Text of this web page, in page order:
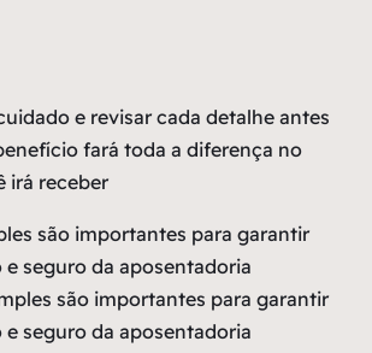
e revisar cada detalhe antes
fará toda a diferença no
irá receber
são importantes para garantir
seguro da aposentadoria